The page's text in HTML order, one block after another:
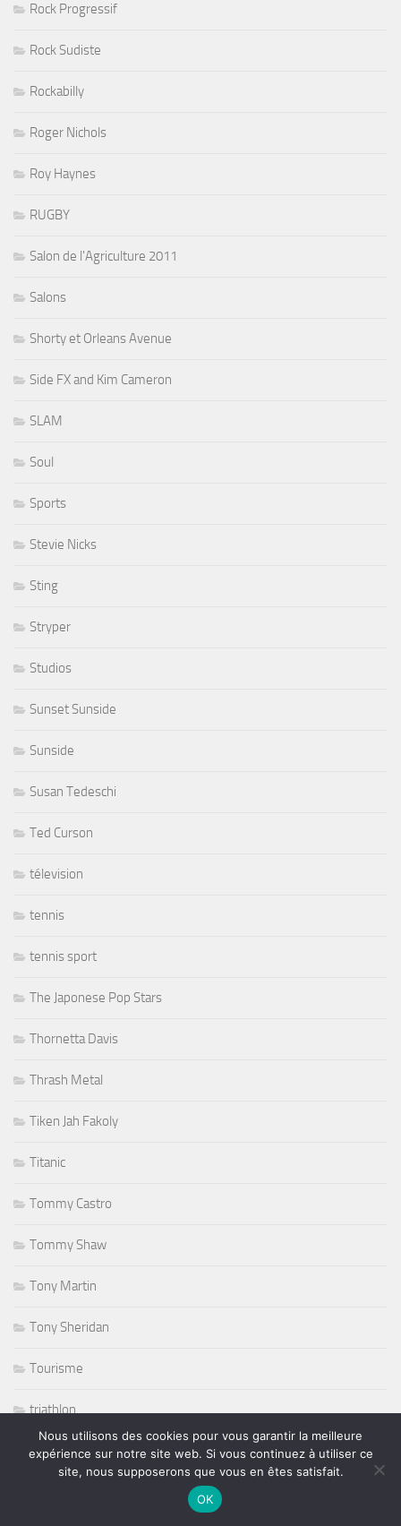
Rock Progressif
Rock Sudiste
Rockabilly
Roger Nichols
Roy Haynes
RUGBY
Salon de l'Agriculture 2011
Salons
Shorty et Orleans Avenue
Side FX and Kim Cameron
SLAM
Soul
Sports
Stevie Nicks
Sting
Stryper
Studios
Sunset Sunside
Sunside
Susan Tedeschi
Ted Curson
télevision
tennis
tennis sport
The Japonese Pop Stars
Thornetta Davis
Thrash Metal
Tiken Jah Fakoly
Titanic
Tommy Castro
Tommy Shaw
Tony Martin
Tony Sheridan
Tourisme
triathlon
ufc
Nous utilisons des cookies pour vous garantir la meilleure
expérience sur notre site web. Si vous continuez à utiliser ce
site, nous supposerons que vous en êtes satisfait.
OK